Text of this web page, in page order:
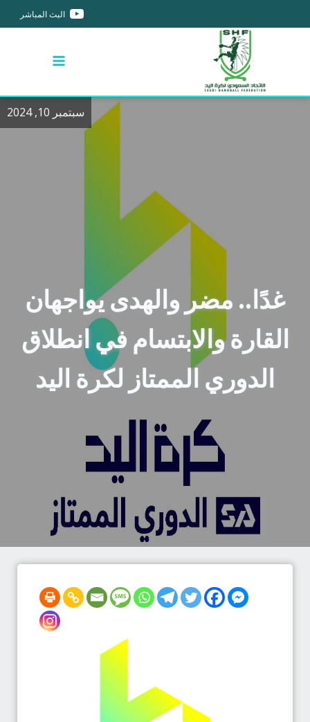
البث المباشر
سبتمبر 10, 2024
غدًا.. مضر والهدى يواجهان
القارة والابتسام في انطلاق
الدوري الممتاز لكرة اليد